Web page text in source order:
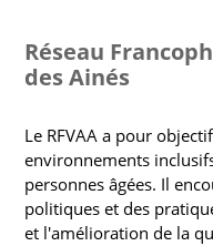
Réseau
des Ainés
Le RFVAA a pour
environnements
personnes âgées. Il
politiques et des
et l'amélioration de la